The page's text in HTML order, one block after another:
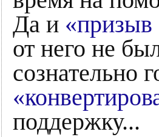
Да и «призыв
от него не
сознательно
поддержку...